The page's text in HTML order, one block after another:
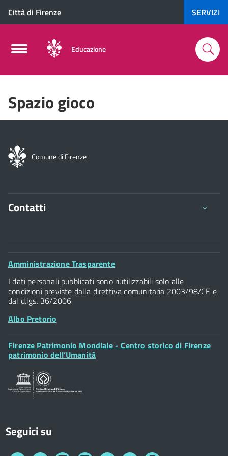
Città di Firenze SERVIZI
Educazione
Spazio gioco
Comune di Firenze
Contatti
Comune di Firenze
Palazzo Vecchio
Piazza della Signoria - 50122, Firenze
P.IVA 01307110484
Posta Elettronica Certificata
Footer
Amministrazione Trasparente
I dati personali pubblicati sono riutilizzabili solo alle
condizioni previste dalla direttiva comunitaria 2003/98/CE e
dal d.lgs. 36/2006
Albo Pretorio
Footer
Widget
Firenze Patrimonio Mondiale - Centro storico di Firenze
patrimonio dell’Umanità
Seguici su